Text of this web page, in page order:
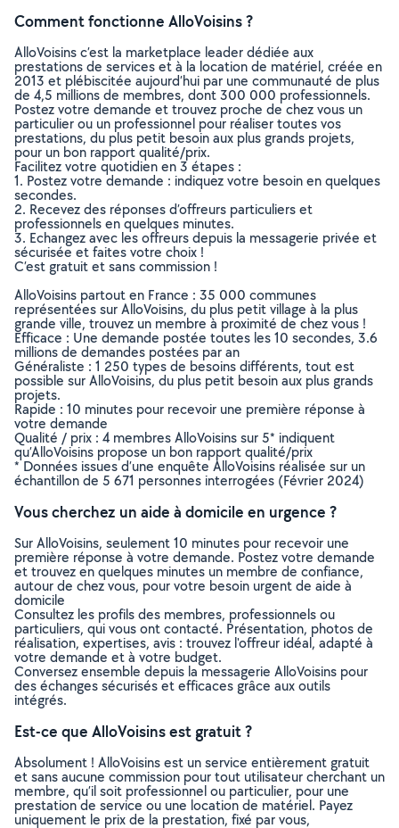
Comment fonctionne AlloVoisins ?
AlloVoisins c’est la marketplace leader dédiée aux
prestations de services et à la location de matériel, créée en
2013 et plébiscitée aujourd’hui par une communauté de plus
de 4,5 millions de membres, dont 300 000 professionnels.
Postez votre demande et trouvez proche de chez vous un
particulier ou un professionnel pour réaliser toutes vos
prestations, du plus petit besoin aux plus grands projets,
pour un bon rapport qualité/prix.
Facilitez votre quotidien en 3 étapes :
1. Postez votre demande : indiquez votre besoin en quelques
secondes.
2. Recevez des réponses d’offreurs particuliers et
professionnels en quelques minutes.
3. Echangez avec les offreurs depuis la messagerie privée et
sécurisée et faites votre choix !
C’est gratuit et sans commission !
AlloVoisins partout en France : 35 000 communes
représentées sur AlloVoisins, du plus petit village à la plus
grande ville, trouvez un membre à proximité de chez vous !
Efficace : Une demande postée toutes les 10 secondes, 3.6
millions de demandes postées par an
Généraliste : 1 250 types de besoins différents, tout est
possible sur AlloVoisins, du plus petit besoin aux plus grands
projets.
Rapide : 10 minutes pour recevoir une première réponse à
votre demande
Qualité / prix : 4 membres AlloVoisins sur 5* indiquent
qu’AlloVoisins propose un bon rapport qualité/prix
* Données issues d’une enquête AlloVoisins réalisée sur un
échantillon de 5 671 personnes interrogées (Février 2024)
Vous cherchez un aide à domicile en urgence ?
Sur AlloVoisins, seulement 10 minutes pour recevoir une
première réponse à votre demande. Postez votre demande
et trouvez en quelques minutes un membre de confiance,
autour de chez vous, pour votre besoin urgent de aide à
domicile
Consultez les profils des membres, professionnels ou
particuliers, qui vous ont contacté. Présentation, photos de
réalisation, expertises, avis : trouvez l'offreur idéal, adapté à
votre demande et à votre budget.
Conversez ensemble depuis la messagerie AlloVoisins pour
des échanges sécurisés et efficaces grâce aux outils
intégrés.
Est-ce que AlloVoisins est gratuit ?
Absolument ! AlloVoisins est un service entièrement gratuit
et sans aucune commission pour tout utilisateur cherchant un
membre, qu’il soit professionnel ou particulier, pour une
prestation de service ou une location de matériel. Payez
uniquement le prix de la prestation, fixé par vous,